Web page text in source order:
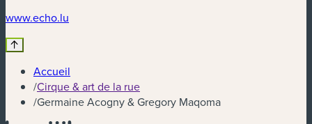
www.echo.lu
Accueil
/Cirque & art de la rue
/Germaine Acogny & Gregory Maqoma